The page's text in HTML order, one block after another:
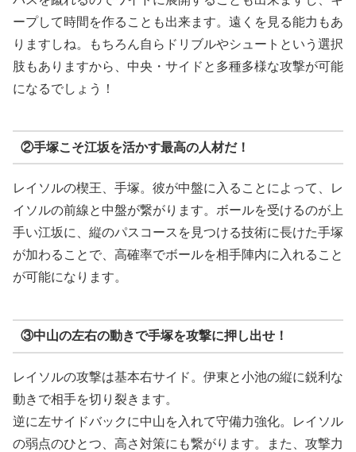
ープして時間を作ることも出来ます。遠くを見る能力もあ
りますしね。もちろん自らドリブルやシュートという選択
肢もありますから、中央・サイドと多種多様な攻撃が可能
になるでしょう！
②手塚こそ江坂を活かす最高の人材だ！
レイソルの楔王、手塚。彼が中盤に入ることによって、レ
イソルの前線と中盤が繋がります。ボールを受けるのが上
手い江坂に、縦のパスコースを見つける技術に長けた手塚
が加わることで、高確率でボールを相手陣内に入れること
が可能になります。
③中山の左右の動きで手塚を攻撃に押し出せ！
レイソルの攻撃は基本右サイド。伊東と小池の縦に鋭利な
動きで相手を切り裂きます。
逆に左サイドバックに中山を入れて守備力強化。レイソル
の弱点のひとつ、高さ対策にも繋がります。また、攻撃力